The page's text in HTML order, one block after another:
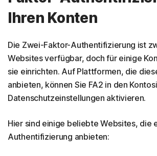
Ihren Konten
Die Zwei-Faktor-Authentifizierung ist
Websites verfügbar, doch für einige
sie einrichten. Auf Plattformen, die
anbieten, können Sie FA2 in den
Datenschutzeinstellungen aktivieren.
Hier sind einige beliebte Websites, die
Authentifizierung anbieten: